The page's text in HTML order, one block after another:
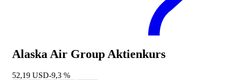
Alaska Air Group Aktienkurs
52,19 USD-9,3 %